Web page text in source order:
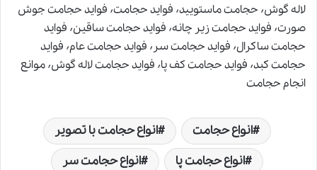
لاله گوش٬ حجامت ماستویید٬ فواید حجامت٬ فواید حجامت جوش
صورت٬ فواید حجامت زیر چانه٬ فواید حجامت ساقین٬ فواید
حجامت ساکرال٬ فواید حجامت سر٬ فواید حجامت عام٬ فواید
حجامت کبد٬ فواید حجامت کف پا٬ فواید حجامت لاله گوش٬ موانع
انجام حجامت
انواع حجامت
انواع حجامت با تصویر
انواع حجامت پا
انواع حجامت سر